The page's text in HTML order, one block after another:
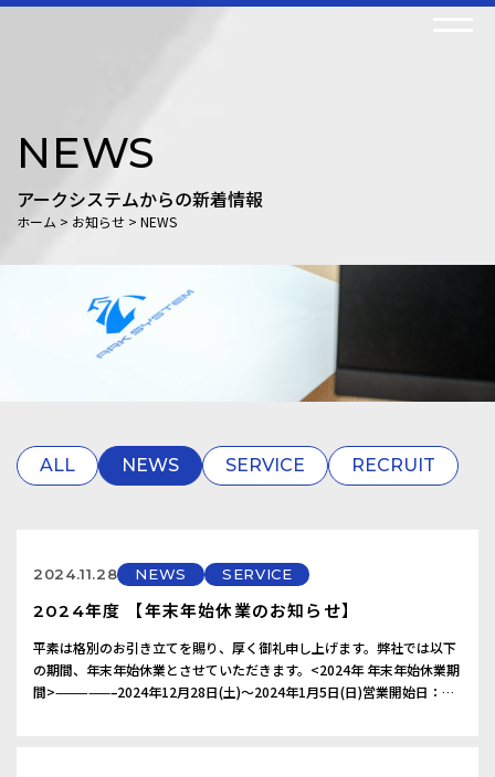
ご挨拶
SERVICE
システム開発事業
NEWS
お問い合わせ
NEWS
アークシステムからの新着情報
ホーム > お知らせ > NEWS
ALL NEWS SERVICE RECRUIT
2024.11.28 NEWS SERVICE
2024年度 【年末年始休業のお知らせ】
平素は格別のお引き立てを賜り、厚く御礼申し上げます。弊社では以下
の期間、年末年始休業とさせていただきます。<2024年 年末年始休業期
間>—————–2024年12月28日(土)～2024年1月5日(日)営業開始日：